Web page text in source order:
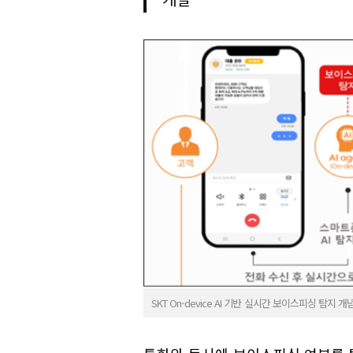
SKT On-device AI 기반 실시간 보이스피싱 탐지 개